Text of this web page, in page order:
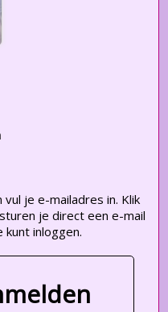
je e-mailadres in. Klik
je direct een e-mail
inloggen.